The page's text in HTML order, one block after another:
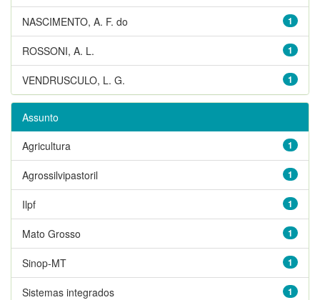
1
NASCIMENTO, A. F. do
1
ROSSONI, A. L.
1
VENDRUSCULO, L. G.
Assunto
1
Agricultura
1
Agrossilvipastoril
1
Ilpf
1
Mato Grosso
1
Sinop-MT
1
Sistemas integrados